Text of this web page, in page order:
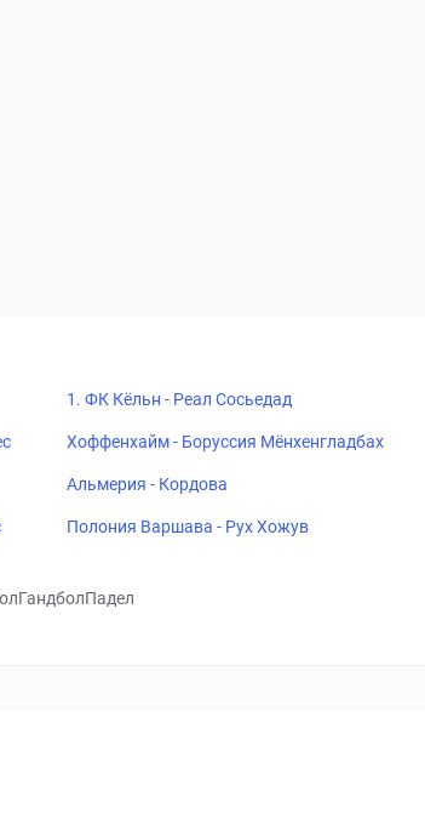
1. ФК Кёльн - Реал Сосьедад
Хоффенхайм - Боруссия Мёнхенгладбах
Альмерия - Кордова
Полония Варшава - Рух Хожув
ГандболПадел